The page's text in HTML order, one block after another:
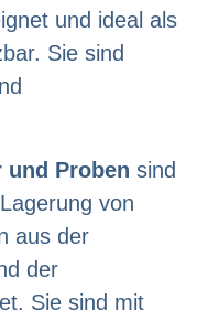
und ideal als
Sie sind
Proben sind
von
aus der
der
Sie sind mit